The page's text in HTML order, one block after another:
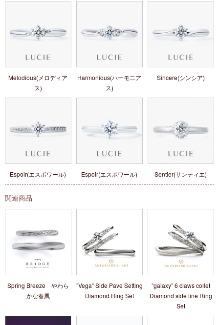
Melodious(メロディア
ス)
Harmonious(ハーモ二ア
ス)
Sincere(シンシア)
Espoir(エスポワール) Espoir(エスポワール) Sentier(サンティエ)
関連商品
Spring Breeze やわら
かな春風
”Vega” Side Pave Setting
Diamond Ring Set
”galaxy” 6 claws collet
Diamond side line Ring
Set